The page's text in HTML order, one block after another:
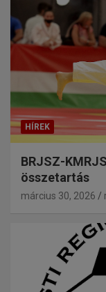
HÍREK
BRJSZ-
összetartás
március 30, 2026